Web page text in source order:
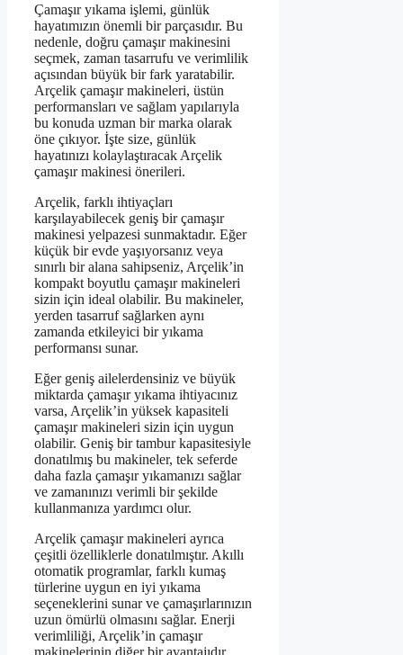
Çamaşır yıkama işlemi, günlük
hayatımızın önemli bir parçasıdır. Bu
nedenle, doğru çamaşır makinesini
seçmek, zaman tasarrufu ve verimlilik
açısından büyük bir fark yaratabilir.
Arçelik çamaşır makineleri, üstün
performansları ve sağlam yapılarıyla
bu konuda uzman bir marka olarak
öne çıkıyor. İşte size, günlük
hayatınızı kolaylaştıracak Arçelik
çamaşır makinesi önerileri.
Arçelik, farklı ihtiyaçları
karşılayabilecek geniş bir çamaşır
makinesi yelpazesi sunmaktadır. Eğer
küçük bir evde yaşıyorsanız veya
sınırlı bir alana sahipseniz, Arçelik’in
kompakt boyutlu çamaşır makineleri
sizin için ideal olabilir. Bu makineler,
yerden tasarruf sağlarken aynı
zamanda etkileyici bir yıkama
performansı sunar.
Eğer geniş ailelerdensiniz ve büyük
miktarda çamaşır yıkama ihtiyacınız
varsa, Arçelik’in yüksek kapasiteli
çamaşır makineleri sizin için uygun
olabilir. Geniş bir tambur kapasitesiyle
donatılmış bu makineler, tek seferde
daha fazla çamaşır yıkamanızı sağlar
ve zamanınızı verimli bir şekilde
kullanmanıza yardımcı olur.
Arçelik çamaşır makineleri ayrıca
çeşitli özelliklerle donatılmıştır. Akıllı
otomatik programlar, farklı kumaş
türlerine uygun en iyi yıkama
seçeneklerini sunar ve çamaşırlarınızın
uzun ömürlü olmasını sağlar. Enerji
verimliliği, Arçelik’in çamaşır
makinelerinin diğer bir avantajıdır.